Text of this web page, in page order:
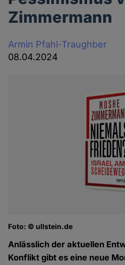
Zimmermann
Armin Pfahl-Traughber
08.04.2024
Foto: © ullstein.de
Anlässlich der aktuellen
Konflikt gibt es eine neue